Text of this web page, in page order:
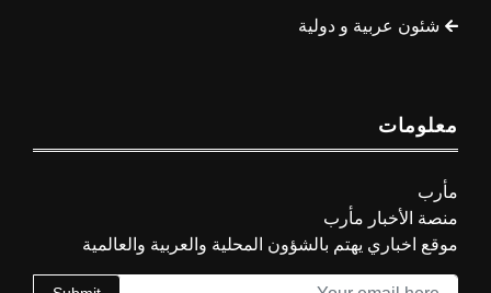
شئون عربية و دولية
معلومات
مأرب
منصة الأخبار مأرب
موقع اخباري يهتم بالشؤون المحلية والعربية والعالمية